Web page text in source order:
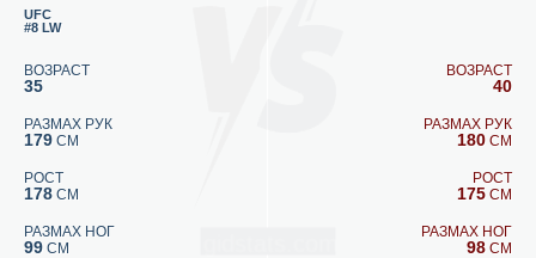
UFC
#8 LW
ВОЗРАСТ
35
РАЗМАХ РУК
179 СМ
РОСТ
178 СМ
РАЗМАХ НОГ
99 СМ
ВОЗРАСТ
40
РАЗМАХ РУК
180 СМ
РОСТ
175 СМ
РАЗМАХ НОГ
98 СМ